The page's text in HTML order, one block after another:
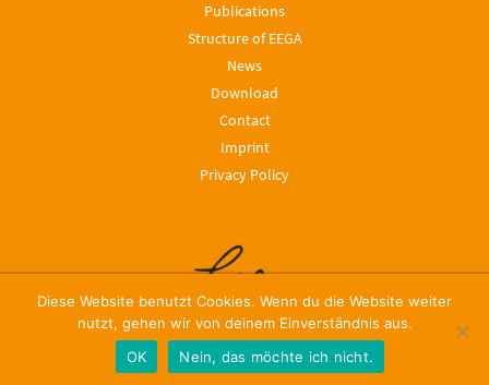
Publications
Structure of EEGA
News
© 2024, Leibniz ScienceCampus EEGA
Download
Contact
Imprint
Privacy Policy
Diese Website benutzt Cookies. Wenn du die Website weiter
nutzt, gehen wir von deinem Einverständnis aus.
OK
Nein, das möchte ich nicht.